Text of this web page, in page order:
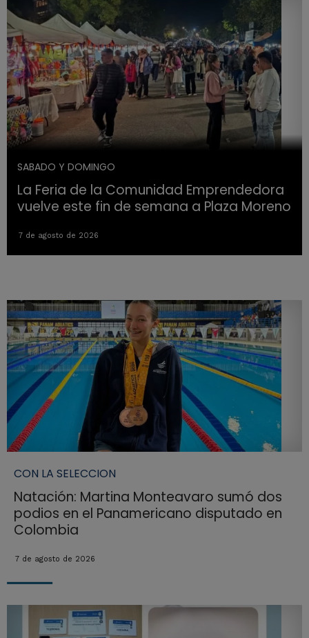
SABADO Y DOMINGO
La Feria de la Comunidad Emprendedora
vuelve este fin de semana a Plaza Moreno
7 de agosto de 2026
CON LA SELECCION
Natación: Martina Monteavaro sumó dos
podios en el Panamericano disputado en
Colombia
7 de agosto de 2026